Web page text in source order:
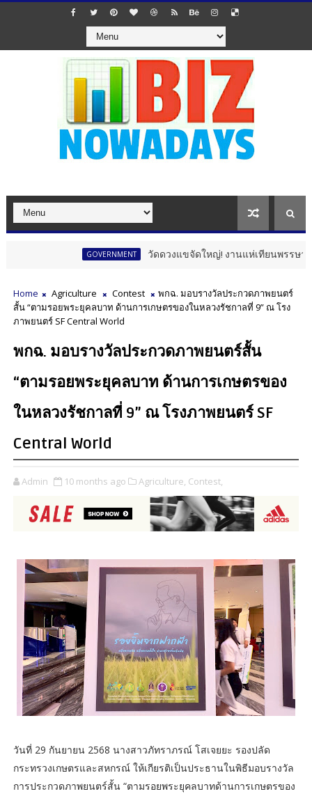
GOVERNMENT วัดดวงแขจัดใหญ่! งานแห่เทียนพรรษา 12 นักษั
Home Agriculture Contest
พกฉ. มอบรางวัลประกวดภาพยนตร์
สั้น “ตามรอยพระยุคลบาท ด้านการเกษตรของในหลวงรัชกาลที่ 9” ณ โรง
ภาพยนตร์ SF Central World
พกฉ. มอบรางวัลประกวดภาพยนตร์สั้น
“ตามรอยพระยุคลบาท ด้านการเกษตรของ
ในหลวงรัชกาลที่ 9” ณ โรงภาพยนตร์ SF
Central World
Admin 10 months ago Agriculture, Contest,
วันที่ 29 กันยายน 2568 นางสาวภัทราภรณ์ โสเจยยะ รองปลัด
กระทรวงเกษตรและสหกรณ์ ให้เกียรติเป็นประธานในพิธีมอบรางวัล
การประกวดภาพยนตร์สั้น “ตามรอยพระยุคลบาทด้านการเกษตรของ